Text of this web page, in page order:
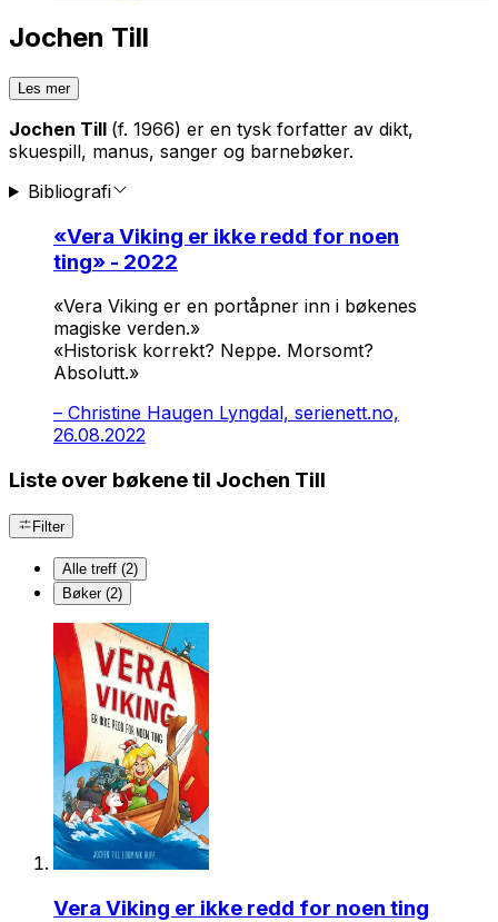
Jochen Till
Les mer
Jochen Till (f. 1966) er en tysk forfatter av dikt,
skuespill, manus, sanger og barnebøker.
Bibliografi
«Vera Viking er ikke redd for noen
ting» - 2022
«Vera Viking er en portåpner inn i bøkenes
magiske verden.»
«Historisk korrekt? Neppe. Morsomt?
Absolutt.»
– Christine Haugen Lyngdal, serienett.no,
26.08.2022
Liste over bøkene til Jochen Till
Filter
Alle treff (2)
Bøker (2)
Vera Viking er ikke redd for noen ting